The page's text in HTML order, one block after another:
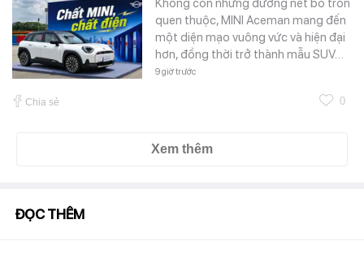
Không còn những đường nét bo tròn
quen thuộc, MINI Aceman mang đến
một diện mạo vuông vức và hiện đại
hơn, đồng thời trở thành mẫu SUV…
9 giờ trước
Chia sẻ 0
Xem thêm
ĐỌC THÊM